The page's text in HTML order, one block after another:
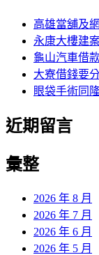
高雄當舖及
永康大樓建
龜山汽車借
大寮借錢要
眼袋手術同
近期留言
彙整
2026 年 8 月
2026 年 7 月
2026 年 6 月
2026 年 5 月